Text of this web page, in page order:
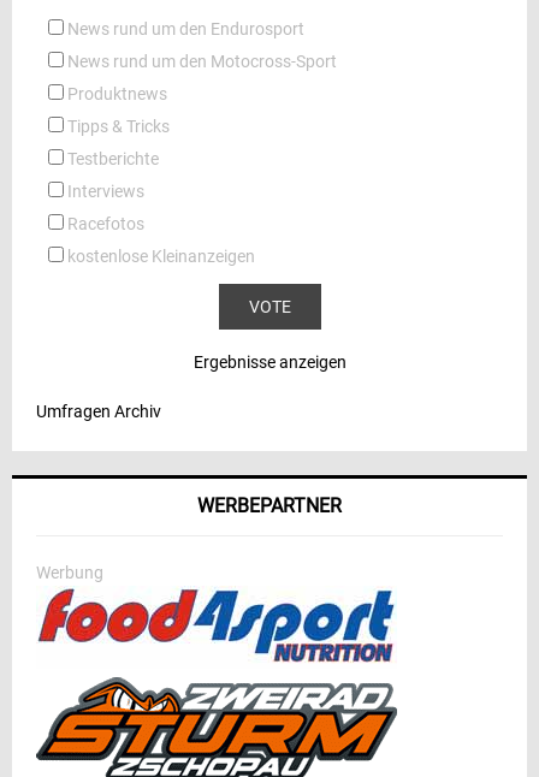
News rund um den Endurosport
News rund um den Motocross-Sport
Produktnews
Tipps & Tricks
Testberichte
Interviews
Racefotos
kostenlose Kleinanzeigen
Ergebnisse anzeigen
Umfragen Archiv
WERBEPARTNER
Werbung